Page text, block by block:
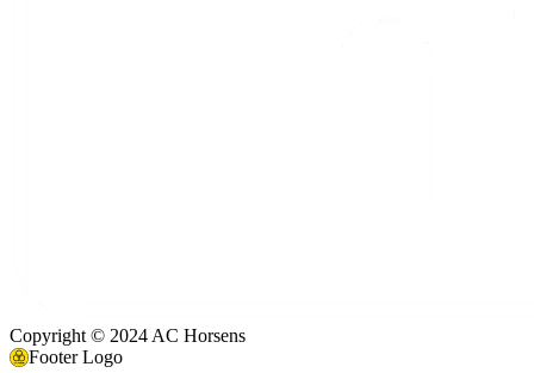
Copyright © 2024 AC Horsens
Footer Logo